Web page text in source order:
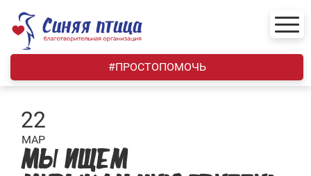
content
#ПРОСТОПОМОЧЬ
22
МАР
МЫ ИЩЕМ